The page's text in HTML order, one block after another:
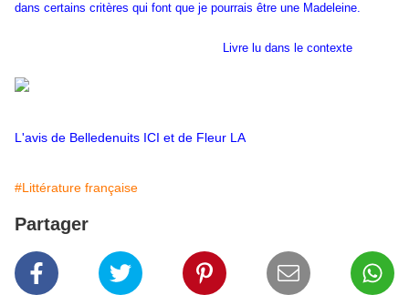
dans certains critères qui font que je pourrais être une Madeleine.
Livre lu dans le contexte
L'avis de Belledenuits ICI et de Fleur LA
#Littérature française
Partager